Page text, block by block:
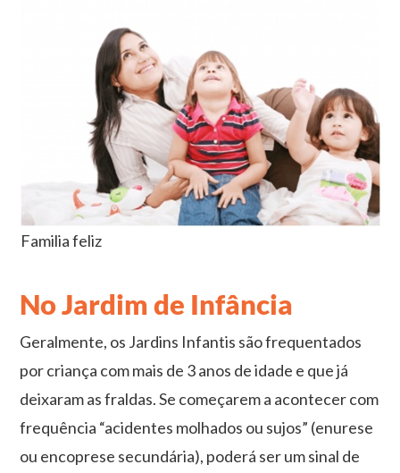
Familia feliz
No Jardim de Infância
Geralmente, os Jardins Infantis são frequentados
por criança com mais de 3 anos de idade e que já
deixaram as fraldas. Se começarem a acontecer com
frequência “acidentes molhados ou sujos” (enurese
ou encoprese secundária), poderá ser um sinal de